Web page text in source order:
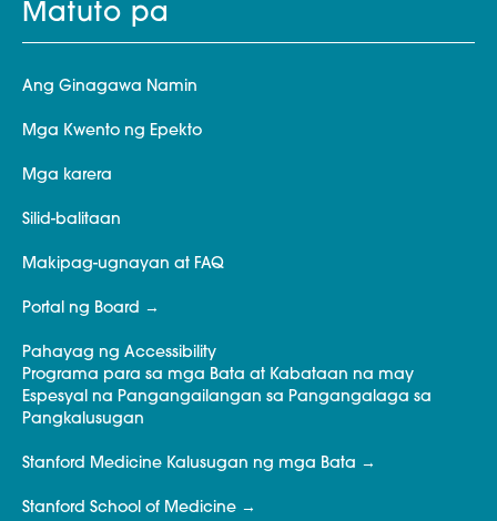
Matuto pa
Ang Ginagawa Namin
Mga Kwento ng Epekto
Mga karera
Silid-balitaan
Makipag-ugnayan at FAQ
Portal ng Board
Pahayag ng Accessibility
Programa para sa mga Bata at Kabataan na may
Espesyal na Pangangailangan sa Pangangalaga sa
Pangkalusugan
Stanford Medicine Kalusugan ng mga Bata
Stanford School of Medicine